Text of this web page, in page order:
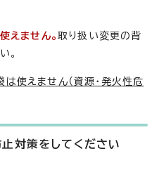
えません。 取り扱い変更の背
。
使えません（資源・発火性危
対策をしてください